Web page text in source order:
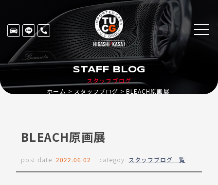
スタッフブログ
STAFF BLOG
ホーム スタッフブログ BLEACH原画展
BLEACH原画展
post date: 2022.06.02 categoy: スタッフブログ一覧